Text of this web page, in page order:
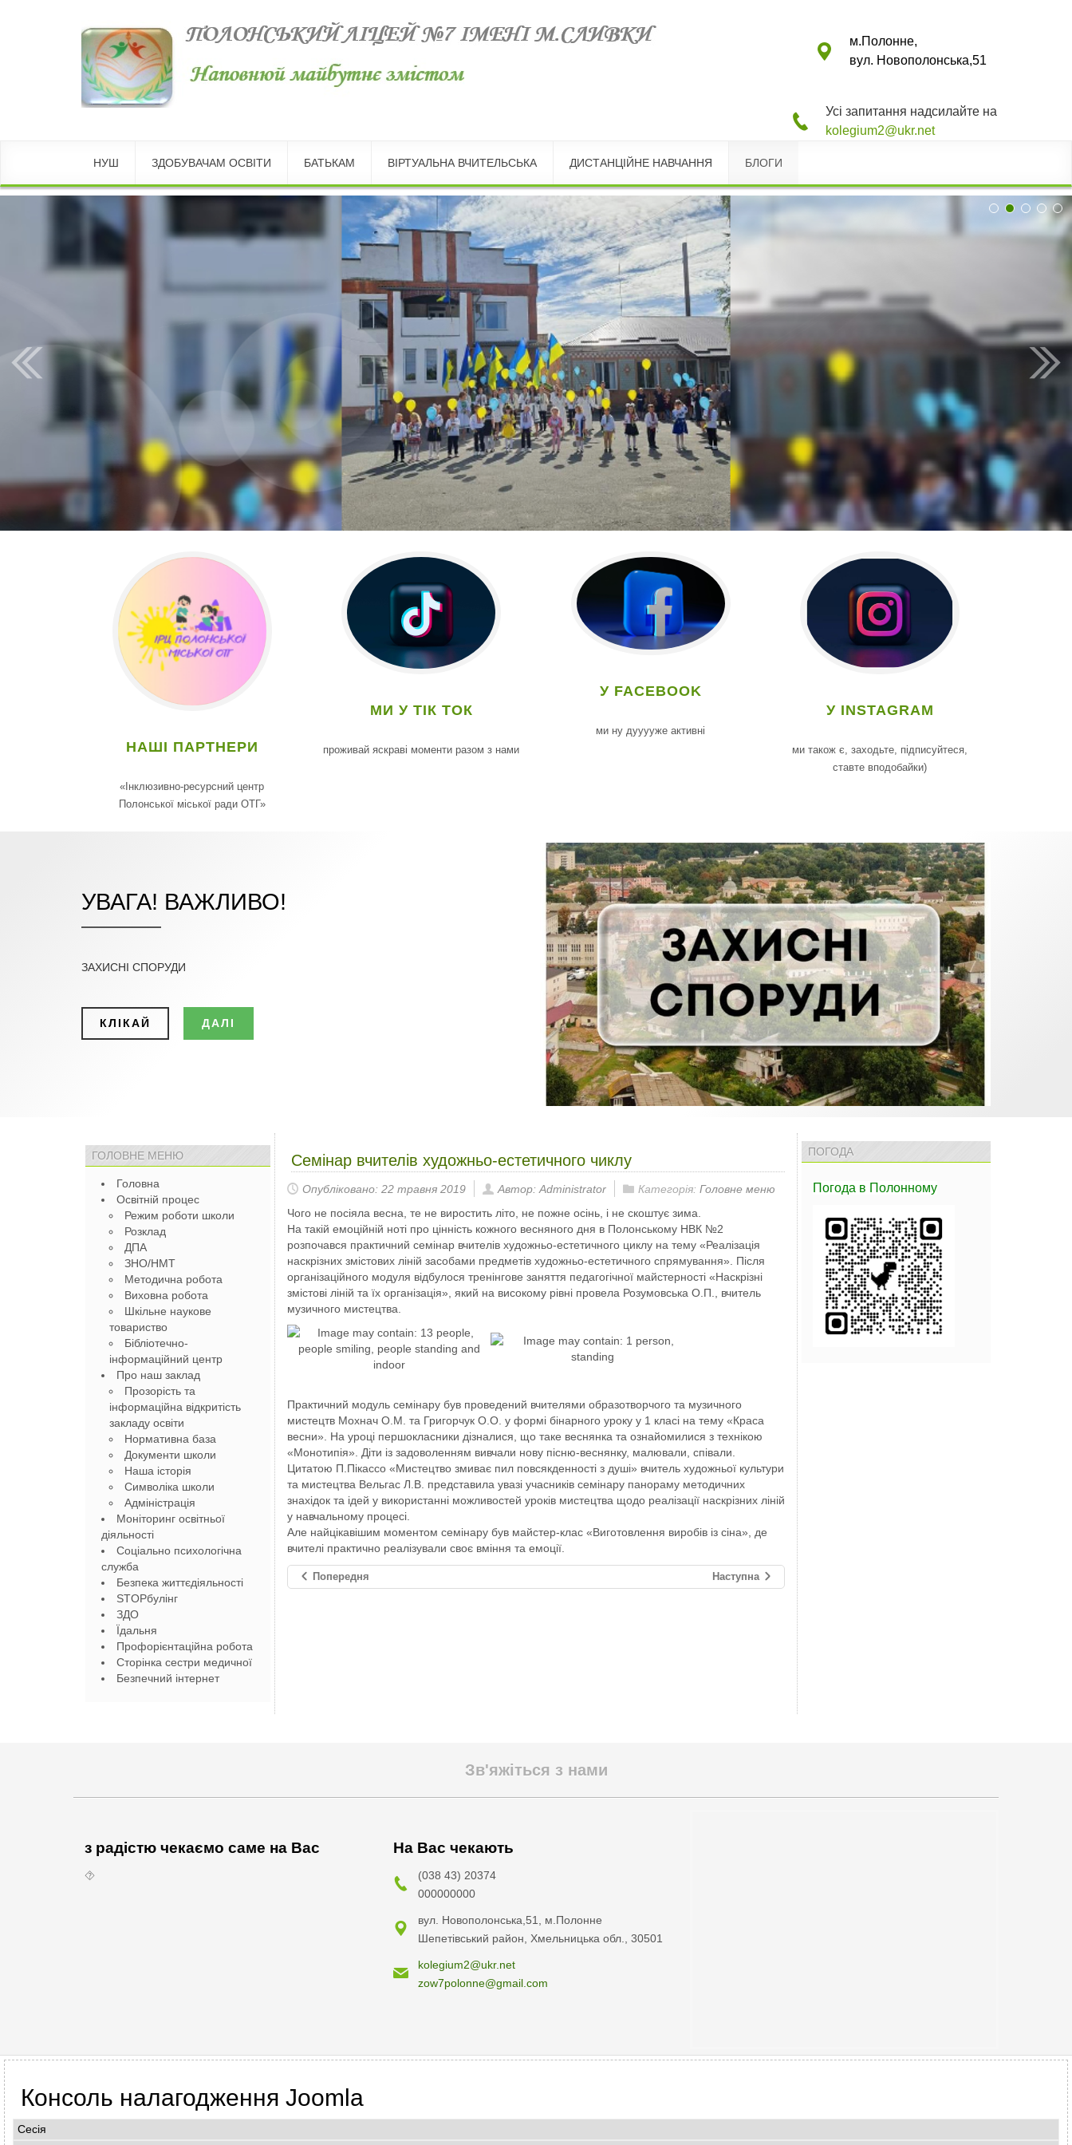
м.Полонне,
вул. Новополонська,51
Усі запитання надсилайте на
kolegium2@ukr.net
НУШ ЗДОБУВАЧАМ ОСВІТИ БАТЬКАМ ВІРТУАЛЬНА ВЧИТЕЛЬСЬКА ДИСТАНЦІЙНЕ НАВЧАННЯ БЛОГИ
НАШІ ПАРТНЕРИ
«Інклюзивно-ресурсний центр
Полонської міської ради ОТГ»
МИ У ТІК ТОК
проживай яскраві моменти разом з нами
У FACEBOOK
ми ну дууууже активні
У INSTAGRAM
ми також є, заходьте, підписуйтеся,
ставте вподобайки)
УВАГА! ВАЖЛИВО!
ЗАХИСНІ СПОРУДИ
КЛІКАЙ ДАЛІ
ГОЛОВНЕ МЕНЮ
Головна
Освітній процес
Режим роботи школи
Розклад
ДПА
ЗНО/НМТ
Методична робота
Виховна робота
Шкільне наукове
товариство
Бібліотечно-
інформаційний центр
Про наш заклад
Прозорість та
інформаційна відкритість
закладу освіти
Нормативна база
Документи школи
Наша історія
Символіка школи
Адміністрація
Моніторинг освітньої
діяльності
Соціально психологічна
служба
Безпека життєдіяльності
STOPбулінг
ЗДО
Їдальня
Профорієнтаційна робота
Сторінка сестри медичної
Безпечний інтернет
Семінар вчителів художньо-естетичного чиклу
Опубліковано: 22 травня 2019 Автор: Administrator Категорія: Головне меню
Чого не посіяла весна, те не виростить літо, не пожне осінь, і не скоштує зима.
На такій емоційній ноті про цінність кожного весняного дня в Полонському НВК №2
розпочався практичний семінар вчителів художньо-естетичного циклу на тему «Реалізація
наскрізних змістових ліній засобами предметів художньо-естетичного спрямування». Після
організаційного модуля відбулося тренінгове заняття педагогічної майстерності «Наскрізні
змістові ліній та їх організація», який на високому рівні провела Розумовська О.П., вчитель
музичного мистецтва.
Практичний модуль семінару був проведений вчителями образотворчого та музичного
мистецтв Мохнач О.М. та Григорчук О.О. у формі бінарного уроку у 1 класі на тему «Краса
весни». На уроці першокласники дізналися, що таке веснянка та ознайомилися з технікою
«Монотипія». Діти із задоволенням вивчали нову пісню-веснянку, малювали, співали.
Цитатою П.Пікассо «Мистецтво змиває пил повсякденності з душі» вчитель художньої культури
та мистецтва Вельгас Л.В. представила увазі учасників семінару панораму методичних
знахідок та ідей у використанні можливостей уроків мистецтва щодо реалізації наскрізних ліній
у навчальному процесі.
Але найцікавішим моментом семінару був майстер-клас «Виготовлення виробів із сіна», де
вчителі практично реалізували своє вміння та емоції.
Попередня Наступна
ПОГОДА
Погода в Полонному
Зв'яжіться з нами
з радістю чекаємо саме на Вас
⯑
На Вас чекають
(038 43) 20374
000000000
вул. Новополонська,51, м.Полонне
Шепетівський район, Хмельницька обл., 30501
kolegium2@ukr.net
zow7polonne@gmail.com
Консоль налагодження Joomla
Сесія